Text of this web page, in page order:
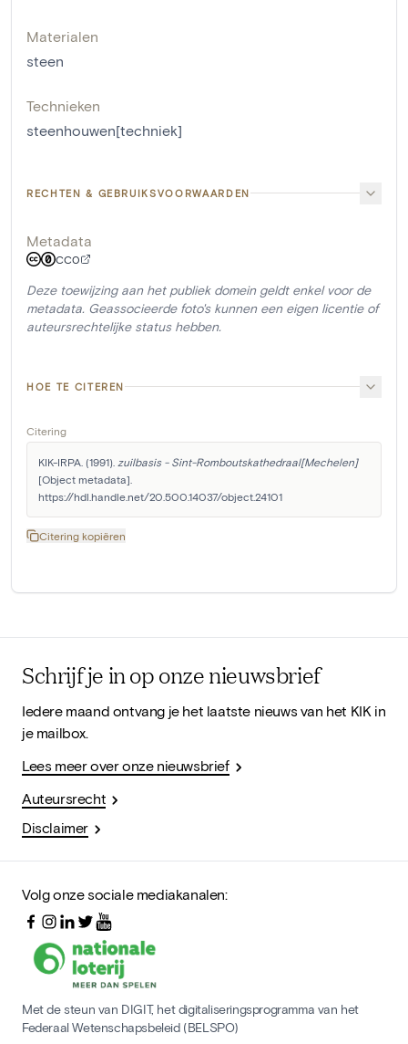
Materialen
steen
Technieken
steenhouwen[techniek]
RECHTEN & GEBRUIKSVOORWAARDEN
Metadata
CC0
Deze toewijzing aan het publiek domein geldt enkel voor de
metadata. Geassocieerde foto's kunnen een eigen licentie of
auteursrechtelijke status hebben.
HOE TE CITEREN
Citering
KIK-IRPA. (1991). zuilbasis - Sint-Romboutskathedraal[Mechelen]
[Object metadata].
https://hdl.handle.net/20.500.14037/object.24101
Citering kopiëren
Schrijf je in op onze nieuwsbrief
Iedere maand ontvang je het laatste nieuws van het KIK in
je mailbox.
Lees meer over onze nieuwsbrief
Auteursrecht
Disclaimer
Volg onze sociale mediakanalen:
Met de steun van DIGIT, het digitaliseringsprogramma van het
Federaal Wetenschapsbeleid (BELSPO)